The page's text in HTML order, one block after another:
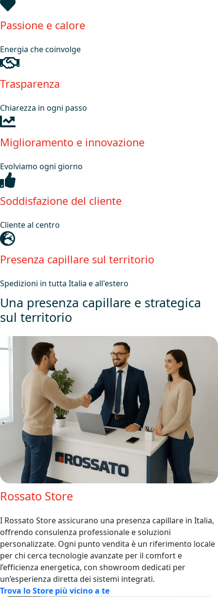
Passione e calore
Energia che coinvolge
Trasparenza
Chiarezza in ogni passo
Miglioramento e innovazione
Evolviamo ogni giorno
Soddisfazione del cliente
Cliente al centro
Presenza capillare sul territorio
Spedizioni in tutta Italia e all'estero
Una presenza capillare e strategica
sul territorio
Rossato Store
I Rossato Store assicurano una presenza capillare in Italia,
offrendo consulenza professionale e soluzioni
personalizzate. Ogni punto vendita è un riferimento locale
per chi cerca tecnologie avanzate per il comfort e
l’efficienza energetica, con showroom dedicati per
un’esperienza diretta dei sistemi integrati.
Trova lo Store più vicino a te